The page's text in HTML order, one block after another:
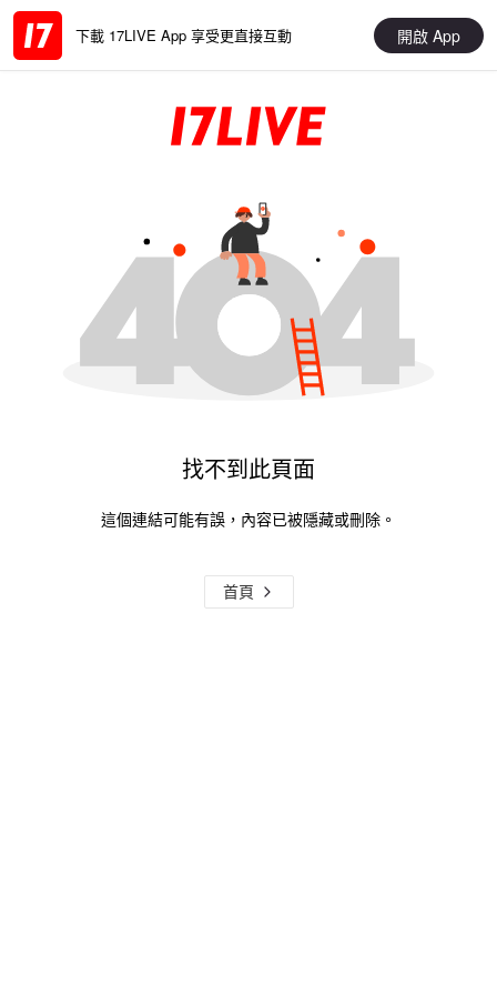
下載 17LIVE App 享受更直接互動 開啟 App
找不到此頁面
這個連結可能有誤，內容已被隱藏或刪除。
首頁